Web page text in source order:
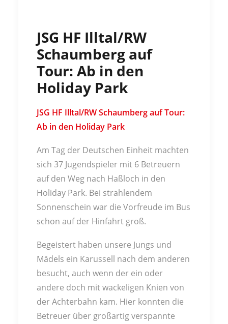
JSG HF Illtal/RW
Schaumberg auf
Tour: Ab in den
Holiday Park
JSG HF Illtal/RW Schaumberg auf Tour:
Ab in den Holiday Park
Am Tag der Deutschen Einheit machten
sich 37 Jugendspieler mit 6 Betreuern
auf den Weg nach Haßloch in den
Holiday Park. Bei strahlendem
Sonnenschein war die Vorfreude im Bus
schon auf der Hinfahrt groß.
Begeistert haben unsere Jungs und
Mädels ein Karussell nach dem anderen
besucht, auch wenn der ein oder
andere doch mit wackeligen Knien von
der Achterbahn kam. Hier konnten die
Betreuer über großartig verspannte